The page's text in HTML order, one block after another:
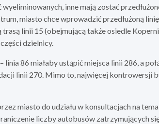
inne mają zostać
miasto chce wprowadzić przedłużoną
trasą linii 15 (obejmującą także osiedle
dzielnicy.
linia 86 miałaby ustąpić miejsca linii 286, a
linii 270. Mimo to, najwięcej kontrowersji
miasto do udziału w konsultacjach na
liczby autobusów zatrzymujących